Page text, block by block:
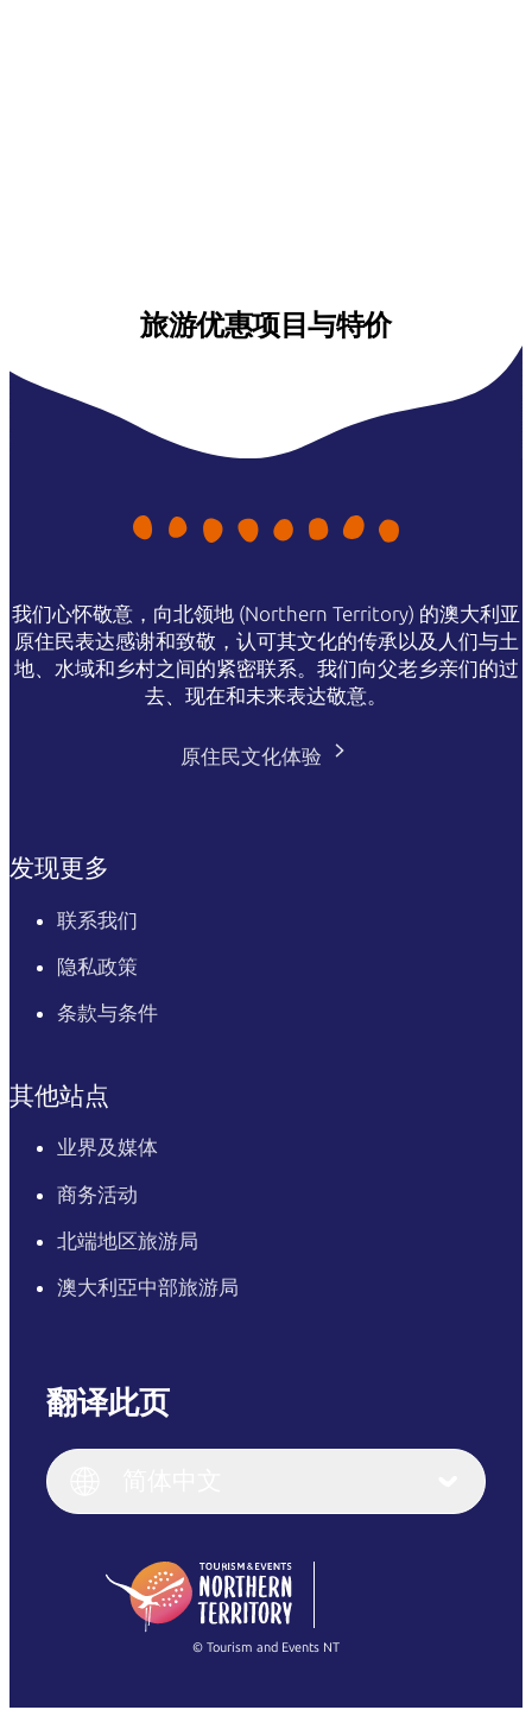
旅游优惠项目与特价
我们心怀敬意，向北领地 (Northern Territory) 的澳大利亚
原住民表达感谢和致敬，认可其文化的传承以及人们与土
地、水域和乡村之间的紧密联系。我们向父老乡亲们的过
去、现在和未来表达敬意。
原住民文化体验
发现更多
联系我们
隐私政策
条款与条件
其他站点
业界及媒体
商务活动
北端地区旅游局
澳大利亞中部旅游局
翻译此页
English (US)
English
(Singapore)
Français
繁體中文
© Tourism and Events NT